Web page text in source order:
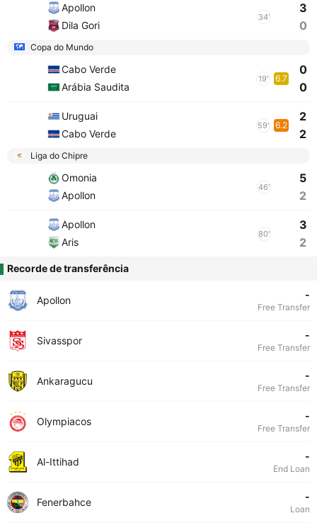
Apollon
Dila Gori
34'
3
0
Copa do Mundo
Cabo Verde
Arábia Saudita
19' 6.7
0
0
Uruguai
Cabo Verde
59' 6.2
2
2
Liga do Chipre
Omonia
Apollon
46'
5
2
Apollon
Aris
80'
3
2
Recorde de transferência
Apollon -
Free Transfer
Sivasspor -
Free Transfer
Ankaragucu -
Free Transfer
Olympiacos -
Free Transfer
Al-Ittihad -
End Loan
Fenerbahce -
Loan